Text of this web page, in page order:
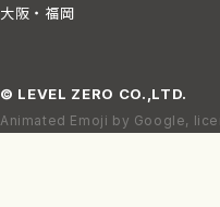
大阪・福岡
© LEVEL ZERO CO.,LTD.
Animated Emoji by Google,